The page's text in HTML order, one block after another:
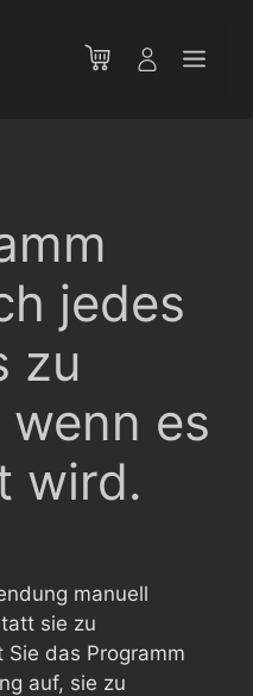
jedes
zu
es
wird.
manuell
sie zu
das Programm
auf, sie zu